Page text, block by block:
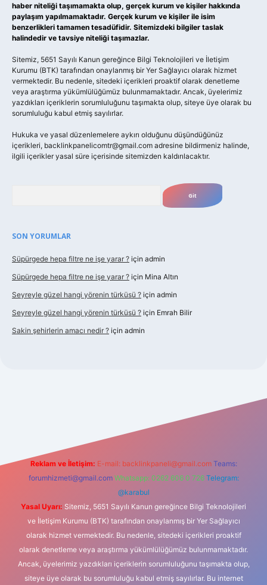
haber niteliği taşımamakta olup, gerçek kurum ve kişiler hakkında
paylaşım yapılmamaktadır. Gerçek kurum ve kişiler ile isim
benzerlikleri tamamen tesadüfidir. Sitemizdeki bilgiler taslak
halindedir ve tavsiye niteliği taşımazlar.
Sitemiz, 5651 Sayılı Kanun gereğince Bilgi Teknolojileri ve İletişim
Kurumu (BTK) tarafından onaylanmış bir Yer Sağlayıcı olarak hizmet
vermektedir. Bu nedenle, sitedeki içerikleri proaktif olarak denetleme
veya araştırma yükümlülüğümüz bulunmamaktadır. Ancak, üyelerimiz
yazdıkları içeriklerin sorumluluğunu taşımakta olup, siteye üye olarak bu
sorumluluğu kabul etmiş sayılırlar.
Hukuka ve yasal düzenlemelere aykırı olduğunu düşündüğünüz
içerikleri, backlinkpanelicomtr@gmail.com adresine bildirmeniz halinde,
ilgili içerikler yasal süre içerisinde sitemizden kaldırılacaktır.
SON YORUMLAR
Süpürgede hepa filtre ne işe yarar ? için admin
Süpürgede hepa filtre ne işe yarar ? için Mina Altın
Seyreyle güzel hangi yörenin türküsü ? için admin
Seyreyle güzel hangi yörenin türküsü ? için Emrah Bilir
Sakin şehirlerin amacı nedir ? için admin
Reklam ve İletişim: E-mail: backlinkpaneli@gmail.com Teams:
forumhizmeti@gmail.com Whatsapp: 0262 606 0 726 Telegram:
@karabul
Yasal Uyarı: Sitemiz, 5651 Sayılı Kanun gereğince Bilgi Teknolojileri
ve İletişim Kurumu (BTK) tarafından onaylanmış bir Yer Sağlayıcı
olarak hizmet vermektedir. Bu nedenle, sitedeki içerikleri proaktif
olarak denetleme veya araştırma yükümlülüğümüz bulunmamaktadır.
Ancak, üyelerimiz yazdıkları içeriklerin sorumluluğunu taşımakta olup,
siteye üye olarak bu sorumluluğu kabul etmiş sayılırlar. Bu internet